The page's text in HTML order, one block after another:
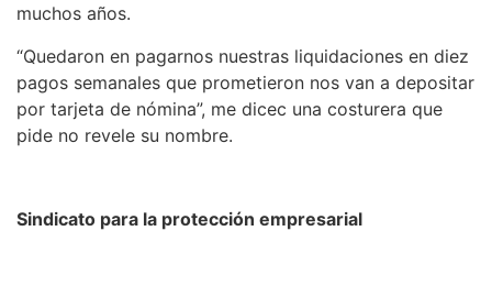
muchos años.
“Quedaron en pagarnos nuestras liquidaciones en diez
pagos semanales que prometieron nos van a depositar
por tarjeta de nómina”, me dicec una costurera que
pide no revele su nombre.
Sindicato para la protección empresarial